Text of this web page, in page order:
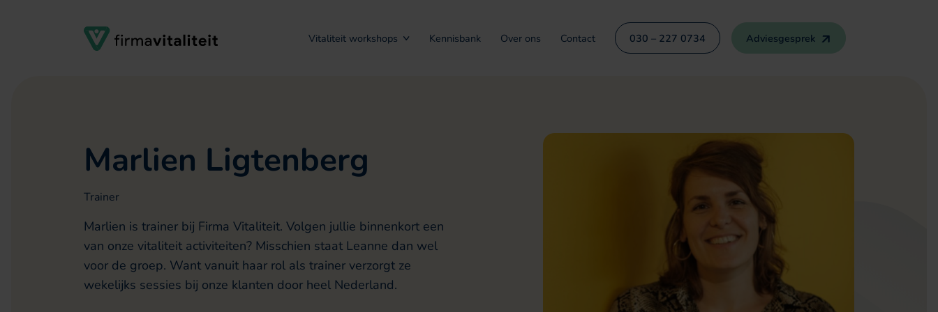
Vitaliteit workshops Kennisbank Over ons Contact 030 – 227 0734 Adviesgesprek
Marlien Ligtenberg
Trainer
Marlien is trainer bij Firma Vitaliteit. Volgen jullie binnenkort een
van onze vitaliteit activiteiten? Misschien staat Leanne dan wel
voor de groep. Want vanuit haar rol als trainer verzorgt ze
wekelijks sessies bij onze klanten door heel Nederland.